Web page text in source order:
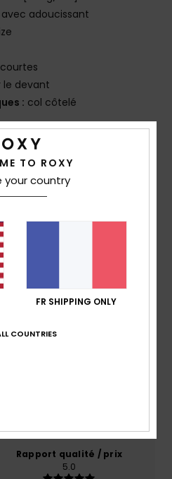
adoucissant
le devant
: col côtelé
100% coton biologique
Agec)
Rapport qualité / prix
5.0
TO ROXY
your country
FR SHIPPING ONLY
COUNTRIES